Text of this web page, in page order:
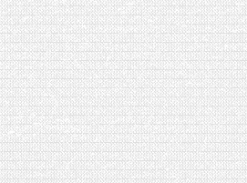
[VIDÉO] UNBOXING : LES MY
BIOTYFULL BOX DES MOIS
MARS 2024 FEAT. AKILA
[VIDÉO] LA SÉLECTION DU
#JANVIER2024
[VIDÉO] HELLOFRESH #34 :
RECETTES RISOTTO